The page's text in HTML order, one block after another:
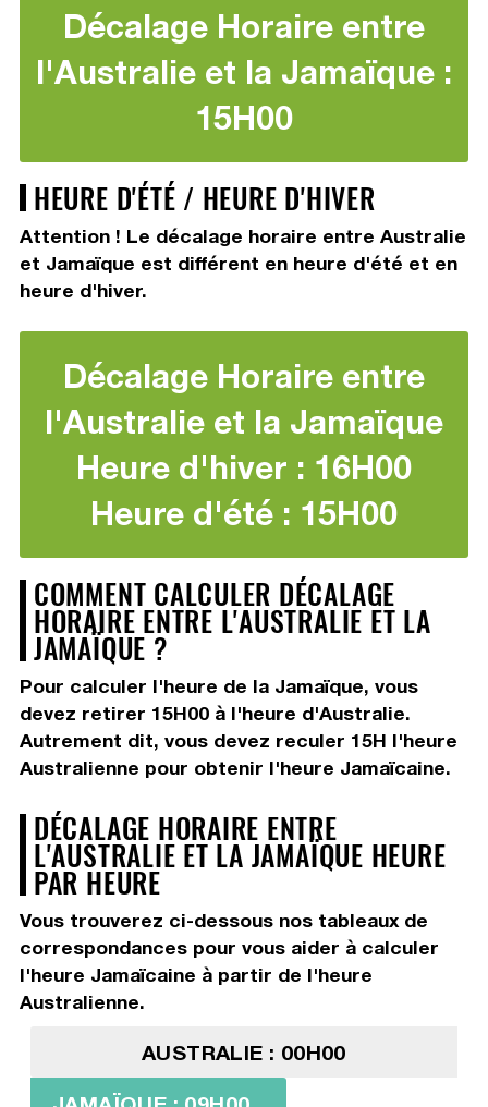
Décalage Horaire entre
l'Australie et la Jamaïque :
15H00
HEURE D'ÉTÉ / HEURE D'HIVER
Attention ! Le décalage horaire entre Australie
et Jamaïque est différent en heure d'été et en
heure d'hiver.
Décalage Horaire entre
l'Australie et la Jamaïque
Heure d'hiver : 16H00
Heure d'été : 15H00
COMMENT CALCULER DÉCALAGE
HORAIRE ENTRE L'AUSTRALIE ET LA
JAMAÏQUE ?
Pour calculer l'heure de la Jamaïque, vous
devez retirer 15H00à l'heure d'Australie.
Autrement dit, vous devez reculer 15H l'heure
Australienne pour obtenir l'heure Jamaïcaine.
DÉCALAGE HORAIRE ENTRE
L'AUSTRALIE ET LA JAMAÏQUE HEURE
PAR HEURE
Vous trouverez ci-dessous nos tableaux de
correspondances pour vous aider à calculer
l'heure Jamaïcaine à partir de l'heure
Australienne.
AUSTRALIE : 00H00